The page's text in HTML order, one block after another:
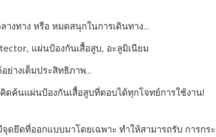
งทาง หรือ หมดสนุกในการเดินทาง...
แผ่นป้องกันเสื้อสูบ, อะลูมิเนียม
ย่างเต็มประสิทธิภาพ...
คิดค้นแผ่นป้องกันเสื้อสูบที่ตอบได้ทุกโจทย์การใช้งาน!
ดยึดที่ออกแบบมาโดยเฉพาะ ทำให้สามารถรับ การกร